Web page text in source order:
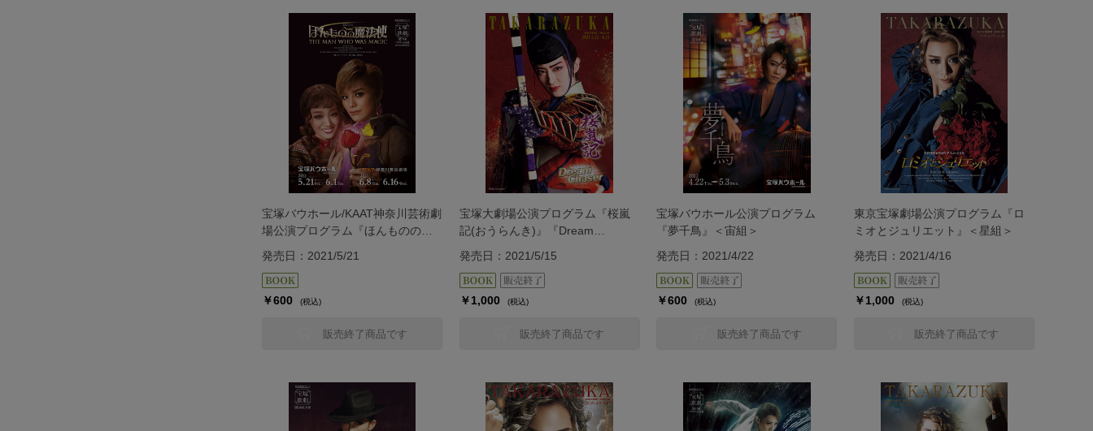
宝塚バウホール/KAAT神奈川芸術劇
場公演プログラム『ほんものの魔
法使』＜雪組＞
発売日：2021/5/21
￥600 (税込)
販売終了商品です
宝塚大劇場公演プログラム『桜嵐
記(おうらんき)』『Dream
Chaser』＜月組＞
発売日：2021/5/15
￥1,000 (税込)
販売終了商品です
宝塚バウホール公演プログラム
『夢千鳥』＜宙組＞
発売日：2021/4/22
￥600 (税込)
販売終了商品です
東京宝塚劇場公演プログラム『ロ
ミオとジュリエット』＜星組＞
発売日：2021/4/16
￥1,000 (税込)
販売終了商品です